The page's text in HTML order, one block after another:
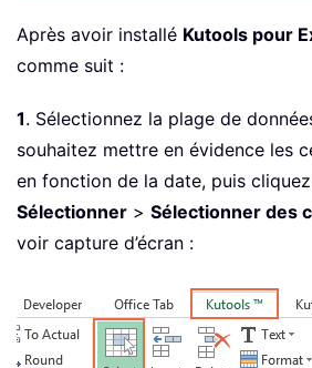
Après avoir installé Kutools pour
comme suit :
1. Sélectionnez la plage de
souhaitez mettre en évidence les
en fonction de la date, puis
Sélectionner > Sélectionner des
voir capture d’écran :